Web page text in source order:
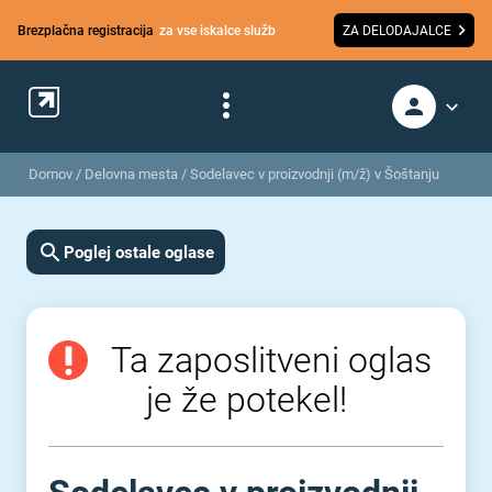
Brezplačna registracija za vse iskalce služb ZA DELODAJALCE
Domov / Delovna mesta / Sodelavec v proizvodnji (m/ž) v Šoštanju
Poglej ostale oglase
Ta zaposlitveni oglas
je že potekel!